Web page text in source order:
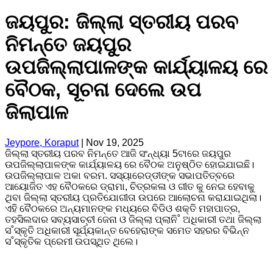
ଜୟପୁର: ଜିଲ୍ଲା ସ୍ତରୀୟ ପରବ
ନିମନ୍ତେ ଜୟପୁର
ଉପଜିଲ୍ଲାପାଳଙ୍କ କାର୍ଯ୍ୟାଳୟ ରେ
ବୈଠକ, ସୂଚନା ଦେଲେ ଉପ
ଜିଲାପାଳ
Jeypore, Koraput|
Nov 19, 2025
ଜିଲ୍ଲା ସ୍ତରୀୟ ପରବ ନିମନ୍ତେ ଆଜି ସଂନ୍ଧ୍ୟା 5ଟାରେ ଜୟପୁର
ଉପଜିଲ୍ଲାପାଳଙ୍କ କାର୍ଯ୍ୟାଳୟ ରେ ବୈଠକ ଅନୁଷ୍ଠିତ ହୋଇଯାଇଛି।
ଉପଜିଲ୍ଲାପାଳ ଅକା ବରମ. ସସ୍ୟାରେଡ୍ଡୀଙ୍କ ସଭାପତିତ୍ବରେ
ଆୟୋଜିତ ଏହ ବୈଠକରେ ଡ୍ରାମା, ଚିତ୍ରକଳା ଓ ଗୀତ କୁ ନେଇ ହେବାକୁ
ଥିବା ଜିଲ୍ଲା ସ୍ତରୀୟ ପ୍ରତିଯୋଗୀତା ଉପରେ ଆଲୋଚନା କରାଯାଇଥିଲା।
ଏହି ବୈଠକରେ ଅନ୍ୟମାନଙ୍କ ମଧ୍ୟରେ ବିଡିଓ ଶକ୍ତି ମହାପାତ୍ର,
ତହସିଲଦାର ସବ୍ୟସାଚ୍ଚୀ ଜେନା ଓ ଜିଲ୍ଲା ପ୍ଲାନି˚ ଅଧିକାରୀ ତଥା ଜିଲ୍ଲା
ସ˚ସ୍କୃତି ଅଧିକାରୀ ସୂର୍ଯ୍ୟକାନ୍ତ ବେହେରାଙ୍କ ସମେତ ସହରର ବିଭିନ୍ନ
ସ˚ସ୍କୃତିକ ପ୍ରେମୀ ଉପସ୍ଥିତ ଥିଲେ।